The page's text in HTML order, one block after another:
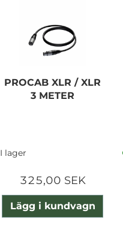
PROCAB XLR / XLR
3 METER
I lager
325,00 SEK
Lägg i kundvagn